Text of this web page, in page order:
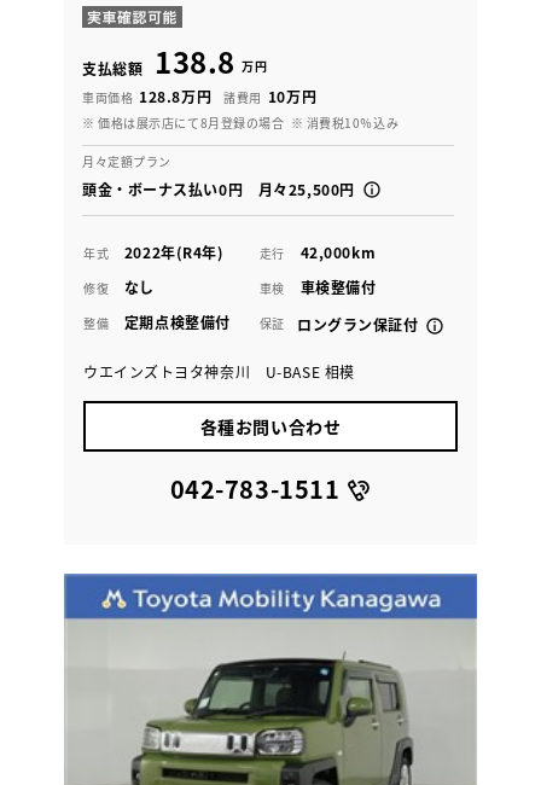
支払総額 138.8 万円
車両価格 128.8万円 諸費用 10万円
※ 価格は展示店にて8月登録の場合 ※ 消費税10％込み
月々定額プラン
頭金・ボーナス払い0円 月々25,500円
年式 2022年(R4年) 走行 42,000km
修復 なし 車検 車検整備付
整備 定期点検整備付 保証 ロングラン保証付
ウエインズトヨタ神奈川 U-BASE 相模
各種お問い合わせ
042-783-1511